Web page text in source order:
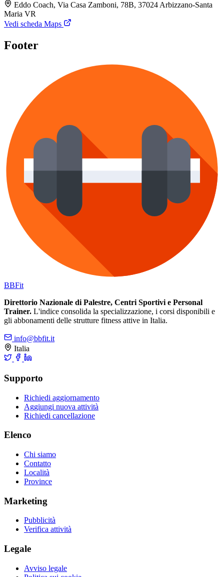
Eddo Coach, Via Casa Zamboni, 78B, 37024 Arbizzano-Santa
Maria VR
Vedi scheda Maps
Footer
BBFit
Direttorio Nazionale di Palestre, Centri Sportivi e Personal
Trainer. L'indice consolida la specializzazione, i corsi disponibili e
gli abbonamenti delle strutture fitness attive in Italia.
info@bbfit.it
Italia
Supporto
Richiedi aggiornamento
Aggiungi nuova attività
Richiedi cancellazione
Elenco
Chi siamo
Contatto
Località
Province
Marketing
Pubblicità
Verifica attività
Legale
Avviso legale